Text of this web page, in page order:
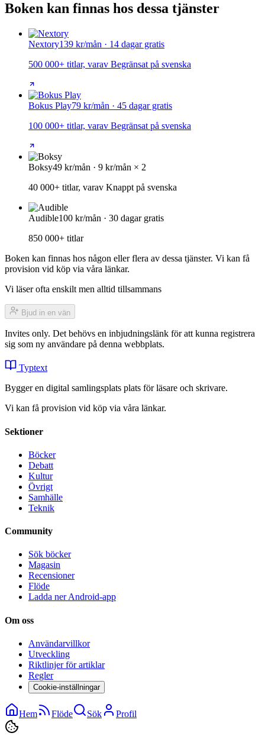
Boken kan finnas hos dessa tjänster
Nextory139 kr/mån · 14 dagar gratis
500 000+ titlar, varav Begränsat på svenska
Bokus Play79 kr/mån · 45 dagar gratis
100 000+ titlar, varav Begränsat på svenska
Boksy49 kr/mån · 9 kr/mån × 2
40 000+ titlar, varav Knappt på svenska
Audible100 kr/mån · 30 dagar gratis
850 000+ titlar
Boken kan finnas hos någon eller flera av dessa tjänster. Vi kan få
provision vid köp via våra länkar.
Vi läser ofta enskilt men alltid tillsammans
Bjud in en vän
Invites only. Det behövs en inbjudningslänk för att kunna registrera
sig som ny användare på denna webbplats.
Typtext
Bygger en digital samlingsplats plats för läsare och skrivare.
Vi kan få provision vid köp via våra länkar.
Sektioner
Böcker
Debatt
Kultur
Övrigt
Samhälle
Teknik
Community
Sök böcker
Magasin
Recensioner
Flöde
Ladda ner Android-app
Om oss
Användarvillkor
Utveckling
Riktlinjer för artiklar
Regler
Cookie-inställningar
Hem Flöde Sök Profil